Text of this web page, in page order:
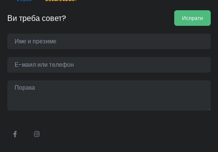
Ви треба совет? Испрати